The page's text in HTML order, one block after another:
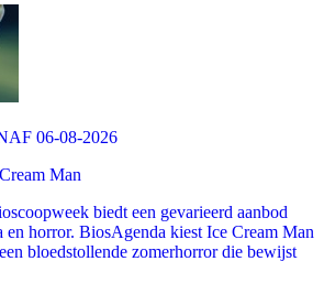
06-08-2026
Man
biedt een gevarieerd aanbod
horror. BiosAgenda kiest Ice Cream Man
bloedstollende zomerhorror die bewijst